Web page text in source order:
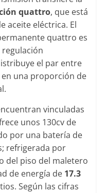
quattro, que está
aceite eléctrica. El
quattro es
regulación
el par entre
una proporción de
vinculadas
unos 130cv de
por una batería de
refrigerada por
del piso del maletero
de energía de 17.3
Según las cifras